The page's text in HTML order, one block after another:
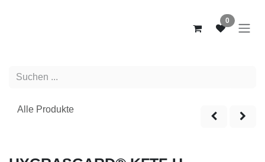
0
Alle Produkte
NEW